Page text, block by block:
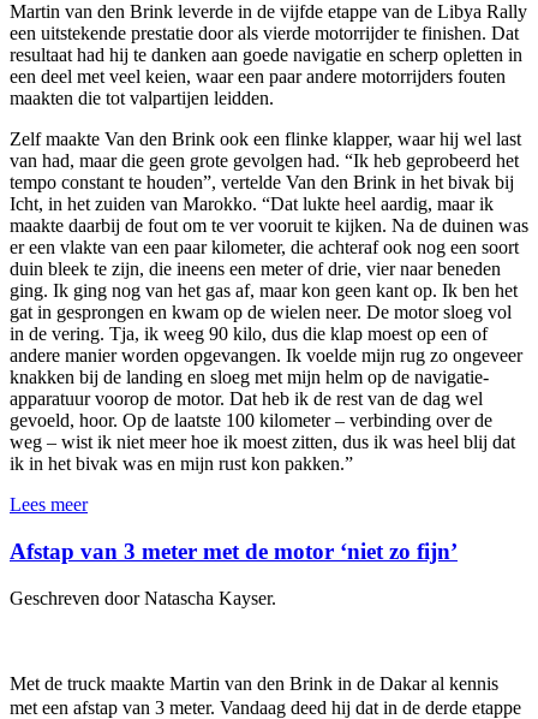
Martin van den Brink leverde in de vijfde etappe van de Libya Rally
een uitstekende prestatie door als vierde motorrijder te finishen. Dat
resultaat had hij te danken aan goede navigatie en scherp opletten in
een deel met veel keien, waar een paar andere motorrijders fouten
maakten die tot valpartijen leidden.
Zelf maakte Van den Brink ook een flinke klapper, waar hij wel last
van had, maar die geen grote gevolgen had. “Ik heb geprobeerd het
tempo constant te houden”, vertelde Van den Brink in het bivak bij
Icht, in het zuiden van Marokko. “Dat lukte heel aardig, maar ik
maakte daarbij de fout om te ver vooruit te kijken. Na de duinen was
er een vlakte van een paar kilometer, die achteraf ook nog een soort
duin bleek te zijn, die ineens een meter of drie, vier naar beneden
ging. Ik ging nog van het gas af, maar kon geen kant op. Ik ben het
gat in gesprongen en kwam op de wielen neer. De motor sloeg vol
in de vering. Tja, ik weeg 90 kilo, dus die klap moest op een of
andere manier worden opgevangen. Ik voelde mijn rug zo ongeveer
knakken bij de landing en sloeg met mijn helm op de navigatie-
apparatuur voorop de motor. Dat heb ik de rest van de dag wel
gevoeld, hoor. Op de laatste 100 kilometer – verbinding over de
weg – wist ik niet meer hoe ik moest zitten, dus ik was heel blij dat
ik in het bivak was en mijn rust kon pakken.”
Lees meer
Afstap van 3 meter met de motor ‘niet zo fijn’
Geschreven door Natascha Kayser.
Met de truck maakte Martin van den Brink in de Dakar al kennis
met een afstap van 3 meter. Vandaag deed hij dat in de derde etappe